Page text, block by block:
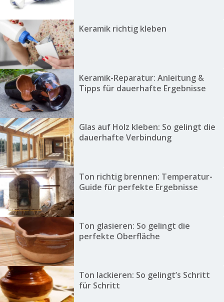
Keramik richtig kleben
Keramik-Reparatur: Anleitung &
Tipps für dauerhafte Ergebnisse
Glas auf Holz kleben: So gelingt die
dauerhafte Verbindung
Ton richtig brennen: Temperatur-
Guide für perfekte Ergebnisse
Ton glasieren: So gelingt die
perfekte Oberfläche
Ton lackieren: So gelingt’s Schritt
für Schritt